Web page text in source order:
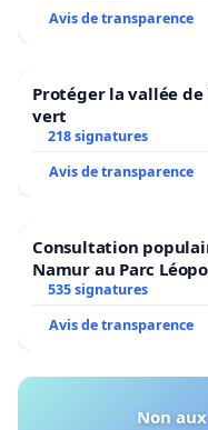
Avis de transparence
Protéger la vallée
vert
218 signatures
Avis de transparence
Consultation
Namur au Parc
535 signatures
Avis de transparence
Non